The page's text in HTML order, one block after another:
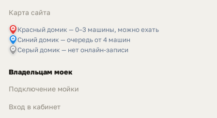
Карта сайта
Красный домик — 0–3 машины, можно ехать
Синий домик — очередь от 4 машин
Серый домик — нет онлайн-записи
Владельцам моек
Подключение мойки
Вход в кабинет